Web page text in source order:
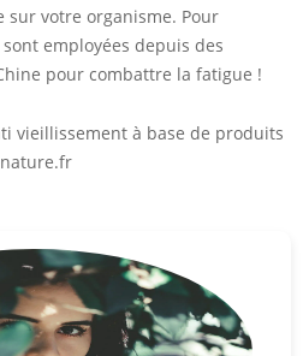
votre organisme. Pour
sont employées depuis des
pour combattre la fatigue !
vieillissement à base de produits